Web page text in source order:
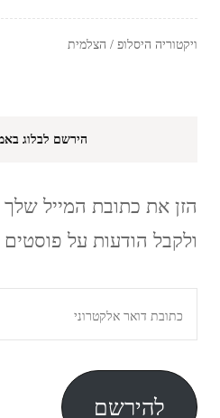
ויקטוריה היסלופ / הצלמית
הירשם לבלוג
הזן את כתובת המייל
ולקבל הודעות על
דואר
אלקטרוני
להירשם